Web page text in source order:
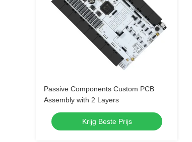
Passive Components Custom PCB
Assembly with 2 Layers
Krijg Beste Prijs